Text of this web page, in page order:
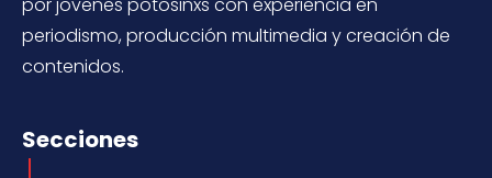
periodismo, producción multimedia y creación de
contenidos.
Secciones